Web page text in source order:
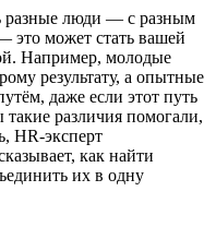
разные люди — с разным
это может стать вашей
Например, молодые
результату, а опытные
даже если этот путь
такие различия помогали,
HR-эксперт
как найти
их в одну